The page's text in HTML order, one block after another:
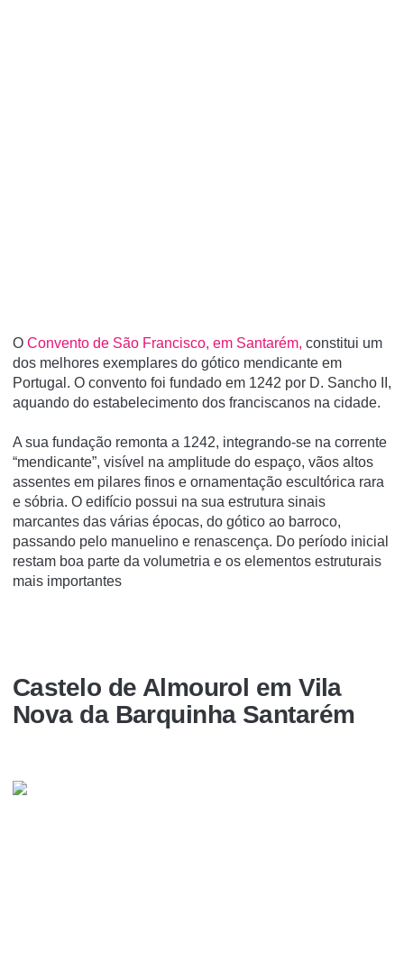
O Convento de São Francisco, em Santarém, constitui um
dos melhores exemplares do gótico mendicante em
Portugal. O convento foi fundado em 1242 por D. Sancho II,
aquando do estabelecimento dos franciscanos na cidade.
A sua fundação remonta a 1242, integrando-se na corrente
“mendicante”, visível na amplitude do espaço, vãos altos
assentes em pilares finos e ornamentação escultórica rara
e sóbria. O edifício possui na sua estrutura sinais
marcantes das várias épocas, do gótico ao barroco,
passando pelo manuelino e renascença. Do período inicial
restam boa parte da volumetria e os elementos estruturais
mais importantes
Castelo de Almourol em Vila
Nova da Barquinha Santarém